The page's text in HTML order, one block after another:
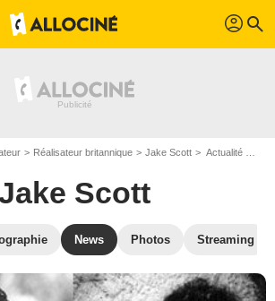
profil search
Réalisateur britannique Jake Scott Actualité Jake Scott
Scott
News Photos Streaming